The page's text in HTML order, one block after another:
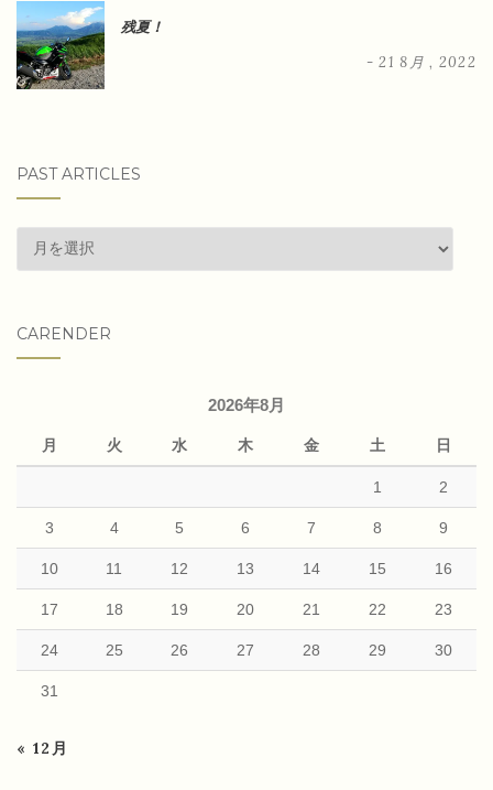
残夏！
- 21 8月 , 2022
PAST ARTICLES
past
articles
CARENDER
2026年8月
月 火 水 木 金 土 日
1 2
3 4 5 6 7 8 9
10 11 12 13 14 15 16
17 18 19 20 21 22 23
24 25 26 27 28 29 30
31
« 12月